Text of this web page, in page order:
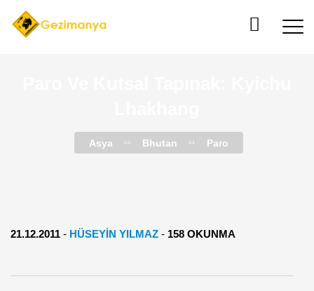
Asya Bhutan Paro
21.12.2011 - HÜSEYİN YILMAZ - 158 OKUNMA